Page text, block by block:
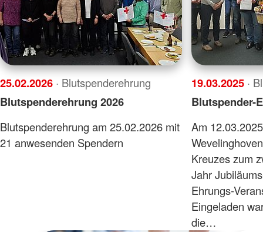
25.02.2026 · Blutspenderehrung
Blutspenderehrung 2026
Blutspenderehrung am 25.02.2026 mit
21 anwesenden Spendern
19.03.2025 ·
Blutspender-
Am
Kreuzes zum
Jahr
Ehrungs-
Eingeladen
die…